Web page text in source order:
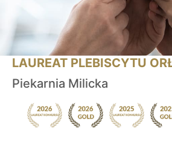
LAUREAT PLEBISCYTU
Piekarnia Milicka